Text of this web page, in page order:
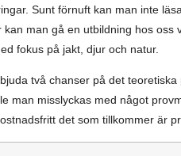
Sunt förnuft kan man inte
kan man gå en utbildning hos
fokus på jakt, djur och natur.
två chanser på det
man misslyckas med något
det som tillkommer är